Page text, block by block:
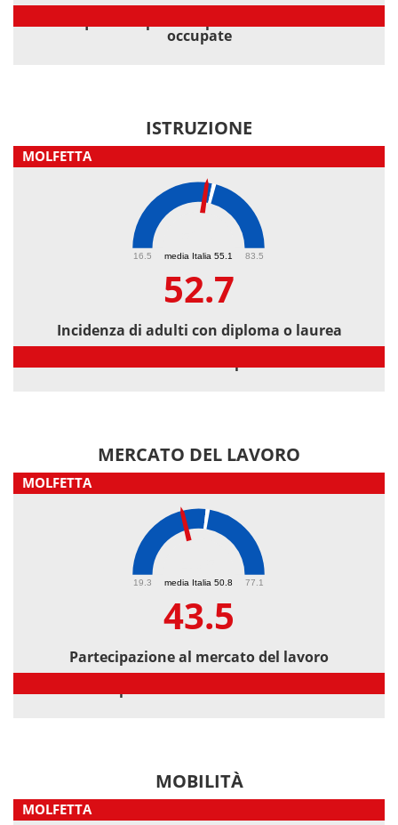
occupate
ISTRUZIONE
MOLFETTA
media Italia 55.1
16.5 83.5
52.7
Incidenza di adulti con diploma o laurea
MERCATO DEL LAVORO
MOLFETTA
media Italia 50.8
19.3 77.1
43.5
Partecipazione al mercato del lavoro
MOBILITÀ
MOLFETTA